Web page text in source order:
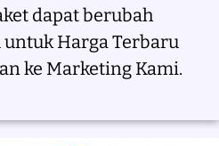
dapat berubah
Harga Terbaru
ke Marketing Kami.